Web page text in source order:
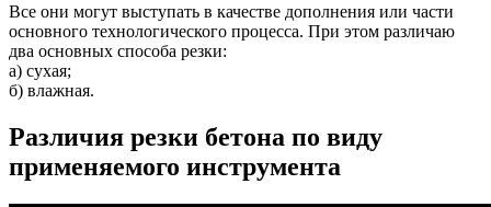
Все они могут выступать в качестве дополнения или части
основного технологического процесса. При этом различаю
два основных способа резки:
а) сухая;
б) влажная.
Различия резки бетона по виду
применяемого инструмента